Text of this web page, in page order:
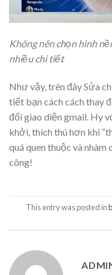
Không nên chọn hình
nhiều chi tiết
Như vậy, trên đây Sửa
tiết bạn cách cách thay
đổi giao diện gmail. Hy
khởi, thích thú hơn khi
quá quen thuộc và nhàm
công!
This entry was posted in